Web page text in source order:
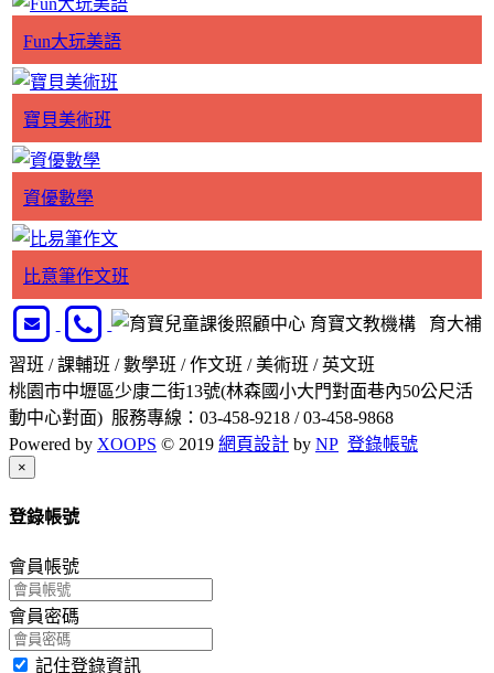
Fun大玩美語
寶貝美術班
資優數學
比意筆作文班
育寶文教機構 育大補
習班 / 課輔班 / 數學班 / 作文班 / 美術班 / 英文班
桃園市中壢區少康二街13號(林森國小大門對面巷內50公尺活
動中心對面) 服務專線：03-458-9218 / 03-458-9868
Powered by XOOPS © 2019 網頁設計 by NP 登錄帳號
×
登錄帳號
會員帳號
會員密碼
記住登錄資訊